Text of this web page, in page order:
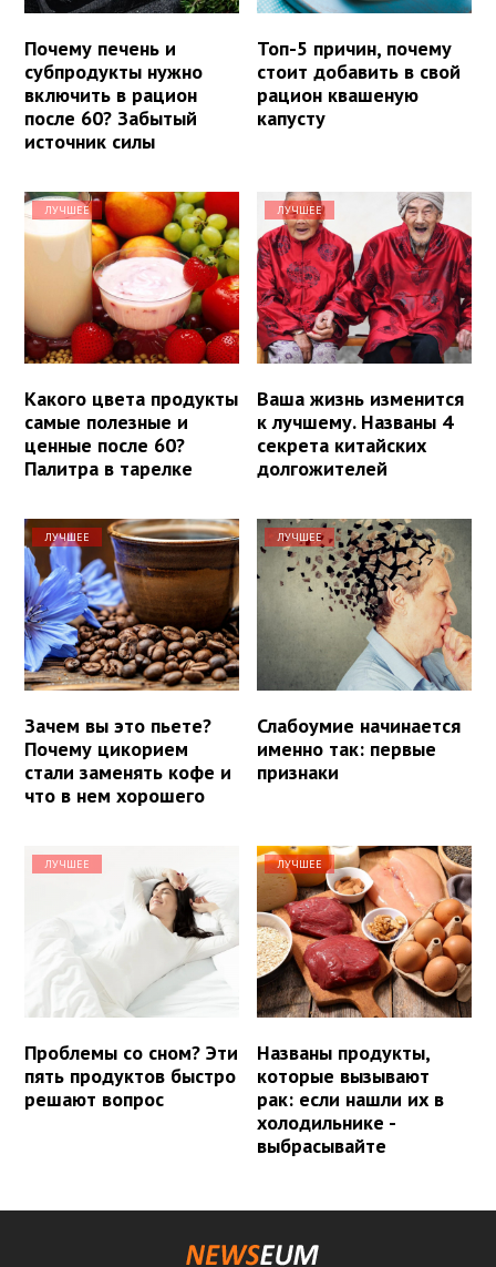
Почему печень и
субпродукты нужно
включить в рацион
после 60? Забытый
источник силы
Топ-5 причин, почему
стоит добавить в свой
рацион квашеную
капусту
ЛУЧШЕЕ
Какого цвета продукты
самые полезные и
ценные после 60?
Палитра в тарелке
ЛУЧШЕЕ
Ваша жизнь изменится
к лучшему. Названы 4
секрета китайских
долгожителей
ЛУЧШЕЕ
Зачем вы это пьете?
Почему цикорием
стали заменять кофе и
что в нем хорошего
ЛУЧШЕЕ
Слабоумие начинается
именно так: первые
признаки
ЛУЧШЕЕ
Проблемы со сном? Эти
пять продуктов быстро
решают вопрос
ЛУЧШЕЕ
Названы продукты,
которые вызывают
рак: если нашли их в
холодильнике -
выбрасывайте